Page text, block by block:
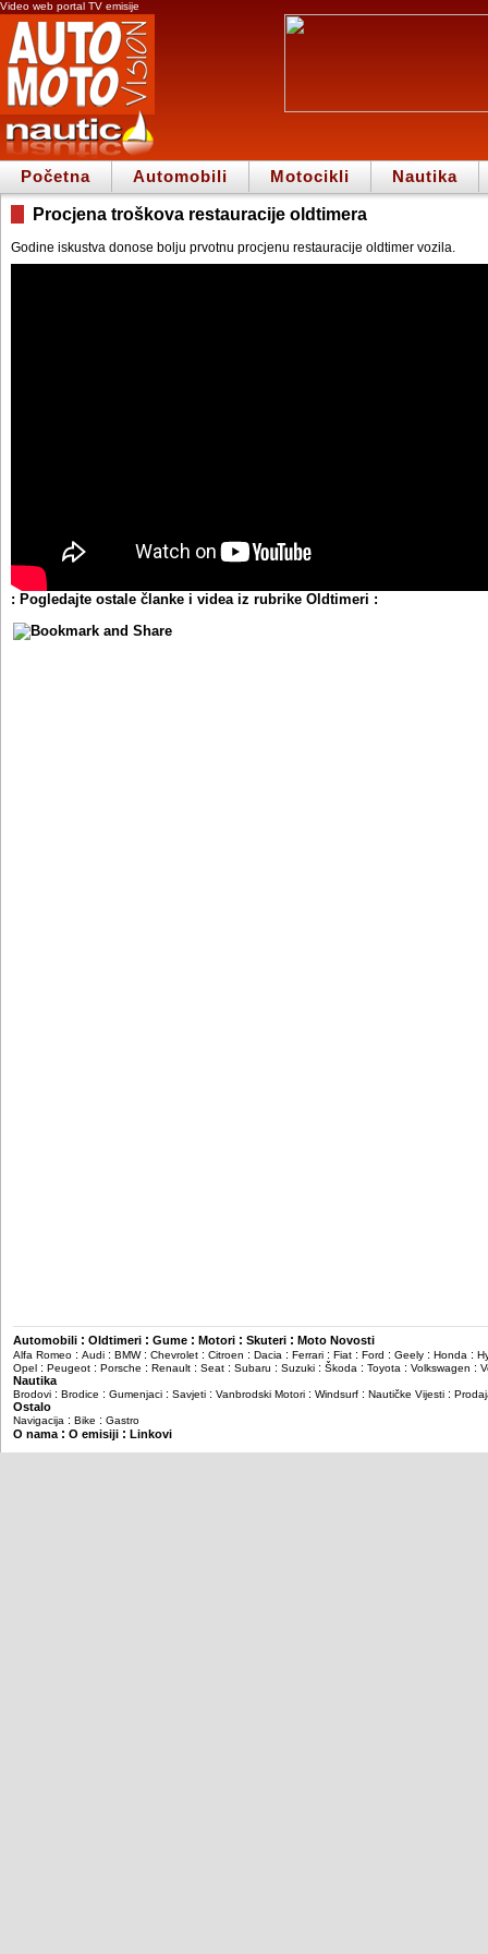
Video web portal TV emisije
Početna Automobili Motocikli Nautika
Procjena troškova restauracije oldtimera
Godine iskustva donose bolju prvotnu procjenu restauracije oldtimer vozila.
: Pogledajte ostale članke i videa iz rubrike Oldtimeri :
Automobili : Oldtimeri : Gume : Motori : Skuteri : Moto Novosti
Alfa Romeo : Audi : BMW: Chevrolet : Citroen : Dacia : Ferrari : Fiat : Ford : Geely : Honda :
Opel : Peugeot : Porsche : Renault : Seat : Subaru : Suzuki : Škoda : Toyota : Volkswagen :
Nautika
Brodovi : Brodice : Gumenjaci : Savjeti : Vanbrodski Motori : Windsurf : Nautičke Vijesti :
Ostalo
Navigacija : Bike : Gastro
O nama: O emisiji : Linkovi